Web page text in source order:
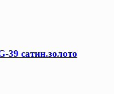
39 сатин.золото